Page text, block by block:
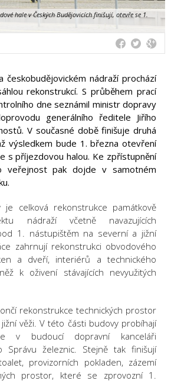
hale v Českých Budějovicích finišují, otevře se 1.
českobudějovickém nádraží prochází
rekonstrukcí. S průběhem prací
dne seznámil ministr dopravy
generálního ředitele Jiřího
V současné době finišuje druhá
výsledkem bude 1. března otevření
s příjezdovou halou. Ke zpřístupnění
veřejnost pak dojde v samotném
je celková rekonstrukce památkově
nádraží včetně navazujících
1. nástupištěm na severní a jižní
zahrnují rekonstrukci obvodového
a dveří, interiérů a technického
k oživení stávajících nevyužitých
rekonstrukce technických prostor
věži. V této části budovy probíhají
v budoucí dopravní kanceláři
Správu železnic. Stejně tak finišují
provizorních pokladen, zázemí
prostor, které se zprovozní 1.